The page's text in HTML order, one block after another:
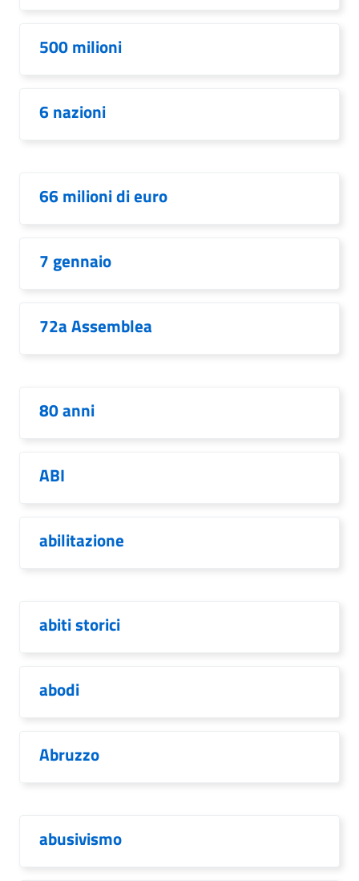
500 milioni
6 nazioni
66 milioni di euro
7 gennaio
72a Assemblea
80 anni
ABI
abilitazione
abiti storici
abodi
Abruzzo
abusivismo